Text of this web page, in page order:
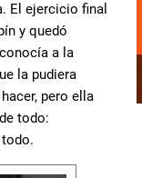
El ejercicio final
y quedó
a la
la pudiera
pero ella
todo: